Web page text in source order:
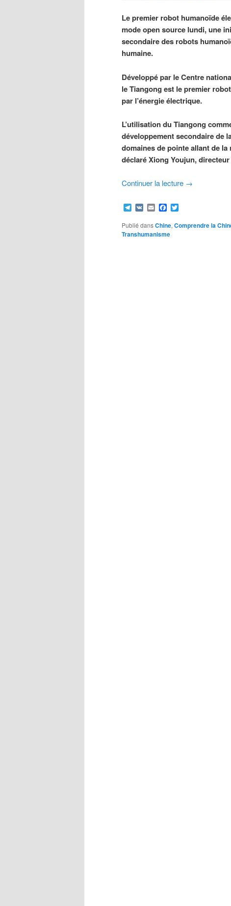
Le premier robot humanoïde
mode open source lundi, une
secondaire des robots
humaine.
Développé par le Centre
le Tiangong est le premier
par l’énergie électrique.
L’utilisation du Tiangong
développement secondaire de
domaines de pointe allant de
déclaré Xiong Youjun,
Continuer la lecture →
Telegram
VK EmailFacebook
Publié dansChine, Comprendre la
Transhumanisme